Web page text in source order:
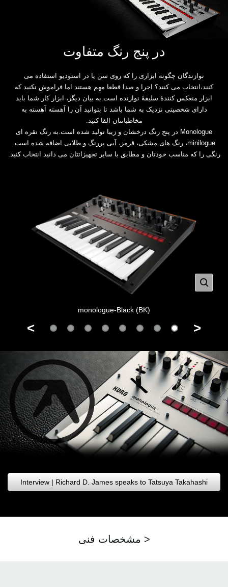
در پنج رنگ متفاوت
نوازندگان چگونه ابزاری را که روی سن یا در استودیو استفاده می
کنند،انتخاب می کنند؟ اجرا و صدا قطعا مهم ‏هستند اما فراموش نکنید که
ابزار منعکس کنندۀ سلیقۀ نوازنده است.به بیان دیگر، ابزار کار شما باید
دارای ‏شخصیتی نزدیک به شما باشد تا بتوانید آن را آهسته آهسته به
مخاطبانتان القا کنید.‏
Monologue‏ در پنج رنگ درخشان و زیبا تولید شده است.به رنگ نقره ای
‏minilogue، رنگ های ‏مشکی، قرمز، آبی پررنگ و طلایی اضافه شده است.
رنگی را که مناسب خودتان و مطابق با سایر تجهیزاتتان ‏می دانید انتخاب کنید.‏
monologue-Black (BK)
<
>
Interview | Richard D. James speaks to Tatsuya Takahashi
مشخصات فنی >